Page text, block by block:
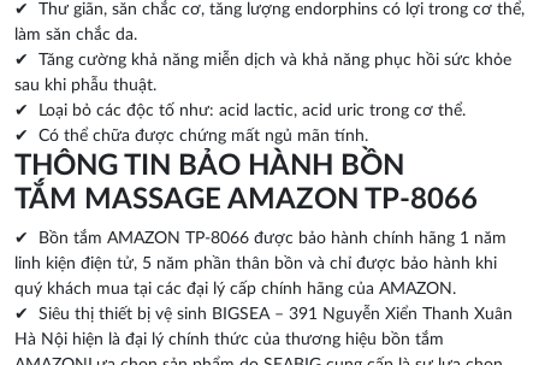
✔ Thư giãn, săn chắc cơ, tăng lượng endorphins có lợi trong cơ thể,
làm săn chắc da.
✔ Tăng cường khả năng miễn dịch và khả năng phục hồi sức khỏe
sau khi phẫu thuật.
✔ Loại bỏ các độc tố như: acid lactic, acid uric trong cơ thể.
✔ Có thể chữa được chứng mất ngủ mãn tính.
THÔNG TIN BẢO HÀNH BỒN
TẮM MASSAGE AMAZON TP-8066
✔ Bồn tắm AMAZON TP-8066 được bảo hành chính hãng 1 năm
linh kiện điện tử, 5 năm phần thân bồn và chỉ được bảo hành khi
quý khách mua tại các đại lý cấp chính hãng của AMAZON.
✔ Siêu thị thiết bị vệ sinh BIGSEA – 391 Nguyễn Xiển Thanh Xuân
Hà Nội hiện là đại lý chính thức của thương hiệu bồn tắm